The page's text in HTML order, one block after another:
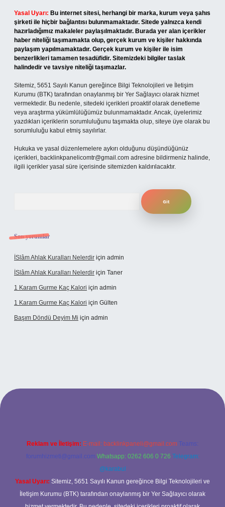
Yasal Uyarı: Bu internet sitesi, herhangi bir marka, kurum veya şahıs
şirketi ile hiçbir bağlantısı bulunmamaktadır. Sitede yalnızca kendi
hazırladığımız makaleler paylaşılmaktadır. Burada yer alan içerikler
haber niteliği taşımamakta olup, gerçek kurum ve kişiler hakkında
paylaşım yapılmamaktadır. Gerçek kurum ve kişiler ile isim
benzerlikleri tamamen tesadüfidir. Sitemizdeki bilgiler taslak
halindedir ve tavsiye niteliği taşımazlar.
Sitemiz, 5651 Sayılı Kanun gereğince Bilgi Teknolojileri ve İletişim
Kurumu (BTK) tarafından onaylanmış bir Yer Sağlayıcı olarak hizmet
vermektedir. Bu nedenle, sitedeki içerikleri proaktif olarak denetleme
veya araştırma yükümlülüğümüz bulunmamaktadır. Ancak, üyelerimiz
yazdıkları içeriklerin sorumluluğunu taşımakta olup, siteye üye olarak bu
sorumluluğu kabul etmiş sayılırlar.
Hukuka ve yasal düzenlemelere aykırı olduğunu düşündüğünüz
içerikleri, backlinkpanelicomtr@gmail.com adresine bildirmeniz halinde,
ilgili içerikler yasal süre içerisinde sitemizden kaldırılacaktır.
Son yorumlar
İSlâm Ahlak Kuralları Nelerdir için admin
İSlâm Ahlak Kuralları Nelerdir için Taner
1 Karam Gurme Kaç Kalori için admin
1 Karam Gurme Kaç Kalori için Gülten
Başım Döndü Deyim Mi için admin
Reklam ve İletişim: E-mail: backlinkpaneli@gmail.com Teams:
forumhizmeti@gmail.com Whatsapp: 0262 606 0 726 Telegram:
@karabul
Yasal Uyarı: Sitemiz, 5651 Sayılı Kanun gereğince Bilgi Teknolojileri ve
İletişim Kurumu (BTK) tarafından onaylanmış bir Yer Sağlayıcı olarak